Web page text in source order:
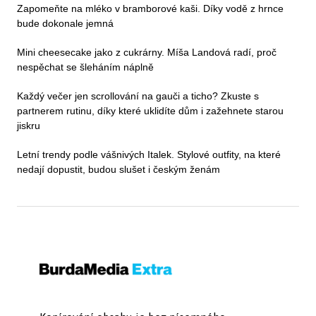
Zapomeňte na mléko v bramborové kaši. Díky vodě z hrnce
bude dokonale jemná
Mini cheesecake jako z cukrárny. Míša Landová radí, proč
nespěchat se šleháním náplně
Každý večer jen scrollování na gauči a ticho? Zkuste s
partnerem rutinu, díky které uklidíte dům i zažehnete starou
jiskru
Letní trendy podle vášnivých Italek. Stylové outfity, na které
nedají dopustit, budou slušet i českým ženám